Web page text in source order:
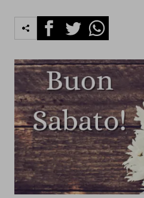
FacebookTwitterWhatsapp